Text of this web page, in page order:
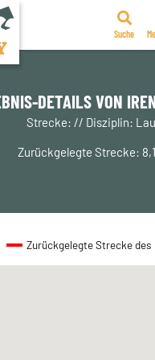
Suche
DETAILS VON
Strecke: // Disziplin:
Zurückgelegte Strecke:
Zurückgelegte Strecke des